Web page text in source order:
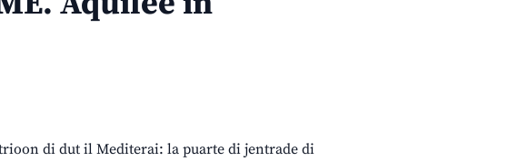
di dut il Mediterai: la puarte di jentrade di